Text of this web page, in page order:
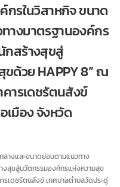
กรในวิสาหกิจ ขนาด
างมาตรฐานองค์กร
กสร้างสุขสู่
ด้วย HAPPY 8” ณ
ารเดชรัตนสังข์
เมือง จังหวัด
ลางและขนาดย่อมตามแนวทาง
งสุขสู่นวัตกรรมองค์กรแห่งความสุข
รเดชรัตนสังข์ เทศบาลตำบลวัดประดู่